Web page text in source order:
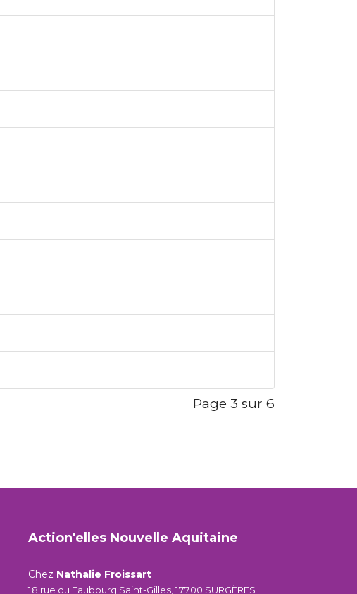
Page 3 sur 6
Action'elles Nouvelle Aquitaine
Chez Nathalie Froissart
18 rue du Faubourg Saint-Gilles, 17700 SURGÈRES